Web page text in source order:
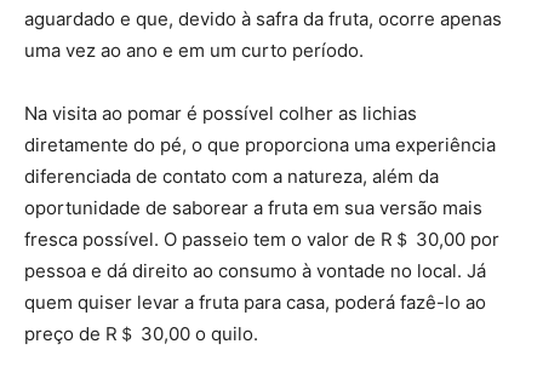
aguardado e que, devido à safra da fruta, ocorre apenas
uma vez ao ano e em um curto período.
Na visita ao pomar é possível colher as lichias
diretamente do pé, o que proporciona uma experiência
diferenciada de contato com a natureza, além da
oportunidade de saborear a fruta em sua versão mais
fresca possível. O passeio tem o valor de R＄ 30,00 por
pessoa e dá direito ao consumo à vontade no local. Já
quem quiser levar a fruta para casa, poderá fazê-lo ao
preço de R＄ 30,00 o quilo.